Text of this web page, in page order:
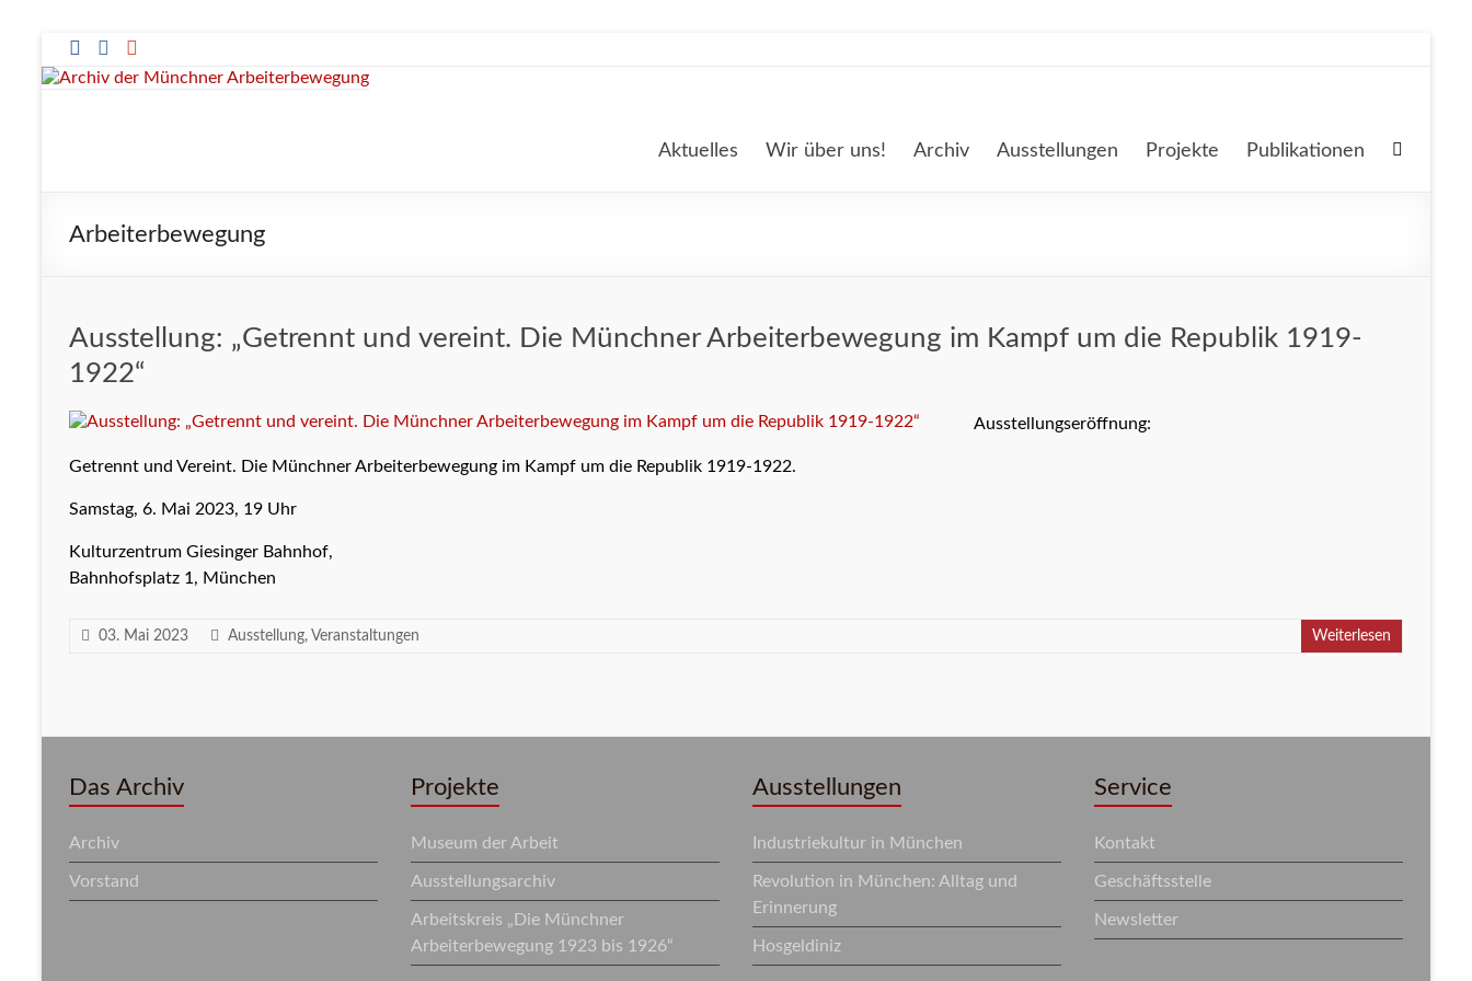
Zum
Inhalt
springen
Münchner
Aktuelles Wir über uns! Archiv Ausstellungen Projekte Publikationen
Arbeiterbewegung
Ausstellung: „Getrennt und vereint. Die Münchner Arbeiterbewegung im Kampf um die Republik 1919-
1922“
Ausstellungseröffnung:
Getrennt und Vereint. Die Münchner Arbeiterbewegung im Kampf um die Republik 1919-1922.
Samstag, 6. Mai 2023, 19 Uhr
Kulturzentrum Giesinger Bahnhof,
Bahnhofsplatz 1, München
03. Mai 2023 Ausstellung, Veranstaltungen Weiterlesen
Das Archiv
Archiv
Vorstand
Projekte
Museum der Arbeit
Ausstellungsarchiv
Arbeitskreis „Die Münchner
Arbeiterbewegung 1923 bis 1926“
Ausstellungen
Industriekultur in München
Revolution in München: Alltag und
Erinnerung
Hosgeldiniz
Service
Kontakt
Geschäftsstelle
Newsletter